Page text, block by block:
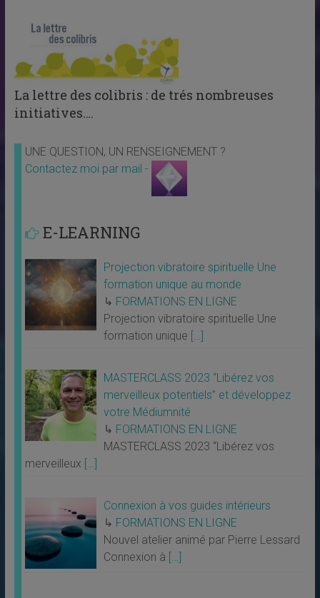
La lettre des colibris : de trés nombreuses
initiatives….
UNE QUESTION, UN RENSEIGNEMENT ?
Contactez moi par mail -
E-LEARNING
Projection vibratoire spirituelle Une
formation unique au monde
↳ FORMATIONS EN LIGNE
Projection vibratoire spirituelle Une
formation unique […]
MASTERCLASS 2023 “Libérez vos
merveilleux potentiels” et développez
votre Médiumnité
↳ FORMATIONS EN LIGNE
MASTERCLASS 2023 “Libérez vos
merveilleux […]
Connexion à vos guides intérieurs
↳ FORMATIONS EN LIGNE
Nouvel atelier animé par Pierre Lessard
Connexion à […]